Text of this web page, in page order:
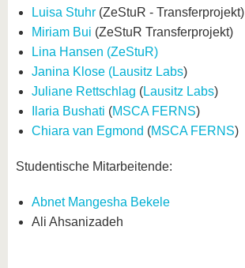
Luisa Stuhr (ZeStuR - Transferprojekt)
Miriam Bui (ZeStuR Transferprojekt)
Lina Hansen (ZeStuR)
Janina Klose (Lausitz Labs)
Juliane Rettschlag (Lausitz Labs)
Ilaria Bushati (MSCA FERNS)
Chiara van Egmond (MSCA FERNS)
Studentische Mitarbeitende:
Abnet Mangesha Bekele
Ali Ahsanizadeh